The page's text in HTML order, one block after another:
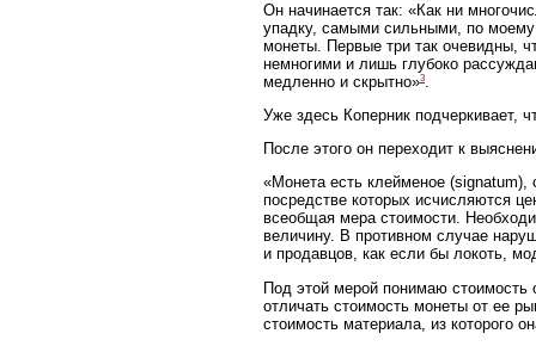
Он начинается так: «Как ни
упадку, самыми сильными, по
монеты. Первые три так очевидны,
немногими и лишь глубоко
медленно и скрытно»3.
Уже здесь Коперник подчеркивает,
После этого он переходит к
«Монета есть клейменое (signatum),
посредстве которых исчисляются
всеобщая мера стоимости.
величину. В противном случае
и продавцов, как если бы локоть,
Под этой мерой понимаю стоимость
отличать стоимость монеты от ее
стоимость материала, из которого